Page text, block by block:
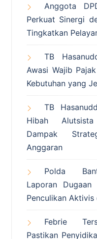
Anggota
Perkuat Sinergi
Tingkatkan
TB
Awasi Wajib
Kebutuhan yang
TB
Hibah
Dampak
Anggaran
Polda
Laporan Dugaan
Penculikan Aktivis
Febrie
Pastikan